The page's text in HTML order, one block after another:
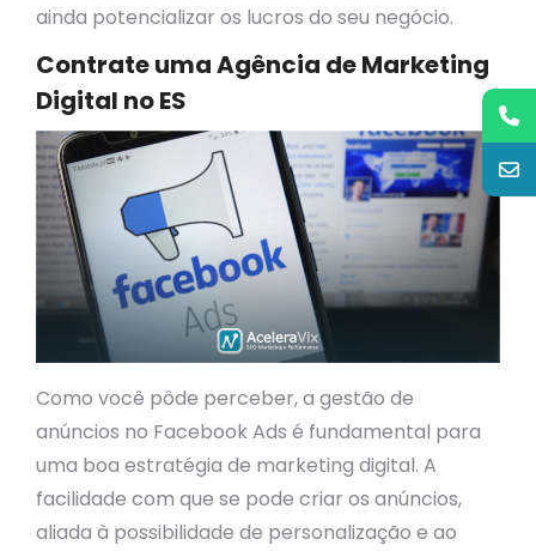
ainda potencializar os lucros do seu negócio.
Contrate uma Agência de Marketing
Digital no ES
Como você pôde perceber, a gestão de
anúncios no Facebook Ads é fundamental para
uma boa estratégia de marketing digital. A
facilidade com que se pode criar os anúncios,
aliada à possibilidade de personalização e ao